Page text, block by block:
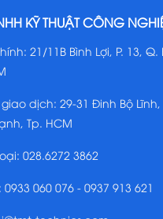
KỸ THUẬT CÔNG
21/11B Bình Lợi, P. 13,
dịch: 29-31 Đinh Bộ Lĩnh,
Tp. HCM
028.6272 3862
060 076 - 0937 913 621